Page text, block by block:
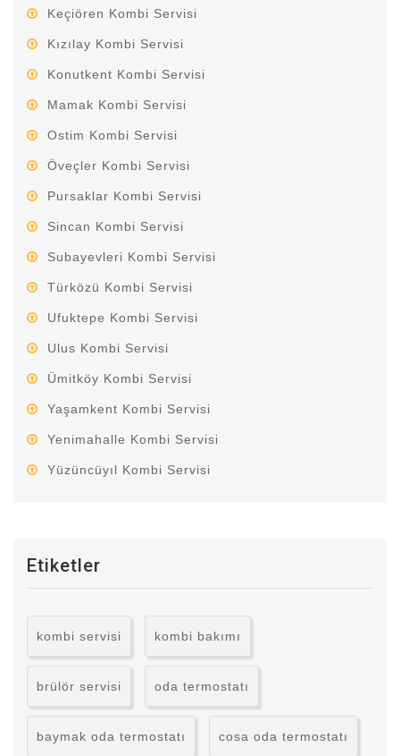
Keçiören Kombi Servisi
Kızılay Kombi Servisi
Konutkent Kombi Servisi
Mamak Kombi Servisi
Ostim Kombi Servisi
Öveçler Kombi Servisi
Pursaklar Kombi Servisi
Sincan Kombi Servisi
Subayevleri Kombi Servisi
Türközü Kombi Servisi
Ufuktepe Kombi Servisi
Ulus Kombi Servisi
Ümitköy Kombi Servisi
Yaşamkent Kombi Servisi
Yenimahalle Kombi Servisi
Yüzüncüyıl Kombi Servisi
Etiketler
kombi servisi kombi bakımı
brülör servisi oda termostatı
baymak oda termostatı cosa oda termostatı